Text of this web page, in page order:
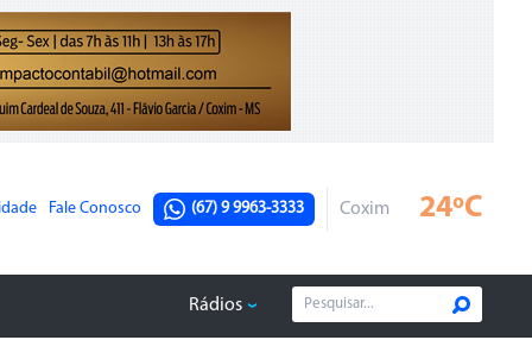
Fale Conosco (67) 9 9963-3333 Coxim 24ºC
Rádios